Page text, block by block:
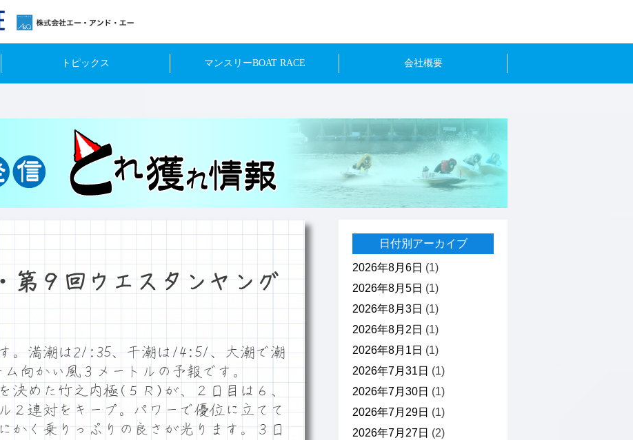
トピックス マンスリーBOAT RACE 会社概要
第９回ウエスタンヤング
。満潮は21:35、干潮は14:51、大潮で潮
向かい風３メートルの予報です。
決めた竹之内極(５Ｒ)が、２日目は６、
２連対をキープ。パワーで優位に立てて
かく乗りっぷりの良さが光ります。３日
日付別アーカイブ
2026年8月6日 (1)
2026年8月5日 (1)
2026年8月3日 (1)
2026年8月2日 (1)
2026年8月1日 (1)
2026年7月31日 (1)
2026年7月30日 (1)
2026年7月29日 (1)
2026年7月27日 (2)